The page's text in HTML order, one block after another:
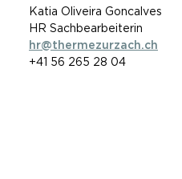
Katia Oliveira Goncalves
HR Sachbearbeiterin
hr@thermezurzach.ch
+41 56 265 28 04